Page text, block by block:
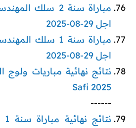
اجل 29-08-2025
اجل 29-08-2025
Safi 2025
------​